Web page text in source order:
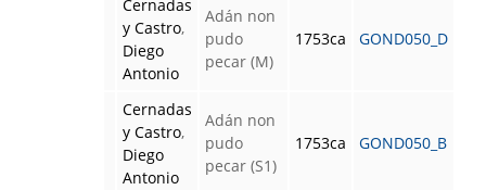
Cernadas
y Castro,
Diego
Antonio
Adán non
pudo
pecar (M)
1753ca GOND050_D
Cernadas
y Castro,
Diego
Antonio
Adán non
pudo
pecar (S1)
1753ca GOND050_B